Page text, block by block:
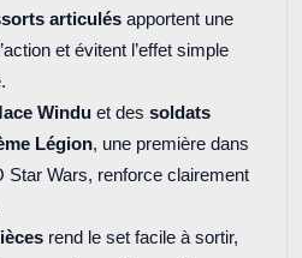
articulésapportent une
et évitent l’effet simple
Winduet des soldats
Légion, une première dans
Star Wars, renforce clairement
rend le set facile à sortir,